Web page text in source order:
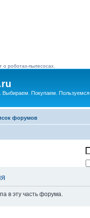
о роботах-пылесосах.
Выбираем. Покупаем. Пользуемся.
форумов
в эту часть форума.